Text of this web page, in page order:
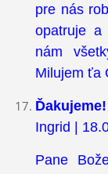
pre nás
opatruje
nám
Milujem
Ďakujeme!
Ingrid |
Pane